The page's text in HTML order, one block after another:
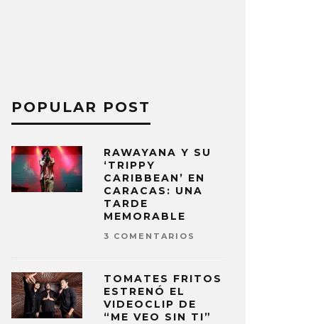
POPULAR POST
RAWAYANA Y SU
‘TRIPPY
CARIBBEAN’ EN
CARACAS: UNA
TARDE
MEMORABLE
3 COMENTARIOS
TOMATES FRITOS
ESTRENÓ EL
VIDEOCLIP DE
“ME VEO SIN TI”